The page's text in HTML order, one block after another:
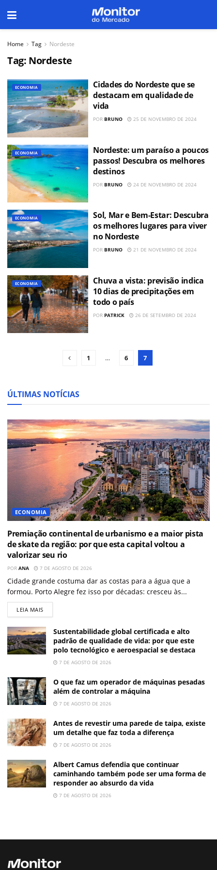
Home Tag Nordeste
Tag: Nordeste
ECONOMIA
Cidades do Nordeste que se
destacam em qualidade de
vida
POR BRUNO 25 DE NOVEMBRO DE 2024
ECONOMIA
Nordeste: um paraíso a poucos
passos! Descubra os melhores
destinos
POR BRUNO 24 DE NOVEMBRO DE 2024
ECONOMIA
Sol, Mar e Bem-Estar: Descubra
os melhores lugares para viver
no Nordeste
POR BRUNO 21 DE NOVEMBRO DE 2024
ECONOMIA
Chuva a vista: previsão indica
10 dias de precipitações em
todo o país
POR PATRICK 26 DE SETEMBRO DE 2024
1 … 6 7
ÚLTIMAS NOTÍCIAS
ECONOMIA
Premiação continental de urbanismo e a maior pista
de skate da região: por que esta capital voltou a
valorizar seu rio
POR ANA 7 DE AGOSTO DE 2026
Cidade grande costuma dar as costas para a água que a
formou. Porto Alegre fez isso por décadas: cresceu às...
LEIA MAIS
Sustentabilidade global certificada e alto
padrão de qualidade de vida: por que este
polo tecnológico e aeroespacial se destaca
7 DE AGOSTO DE 2026
O que faz um operador de máquinas pesadas
além de controlar a máquina
7 DE AGOSTO DE 2026
Antes de revestir uma parede de taipa, existe
um detalhe que faz toda a diferença
7 DE AGOSTO DE 2026
Albert Camus defendia que continuar
caminhando também pode ser uma forma de
responder ao absurdo da vida
7 DE AGOSTO DE 2026